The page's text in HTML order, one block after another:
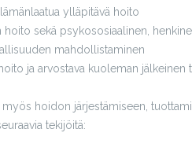
ylläpitävä hoito
hoito sekä psykososiaalinen,
mahdollistaminen
ja arvostava kuoleman jälkeinen
myös hoidon järjestämiseen,
tekijöitä: